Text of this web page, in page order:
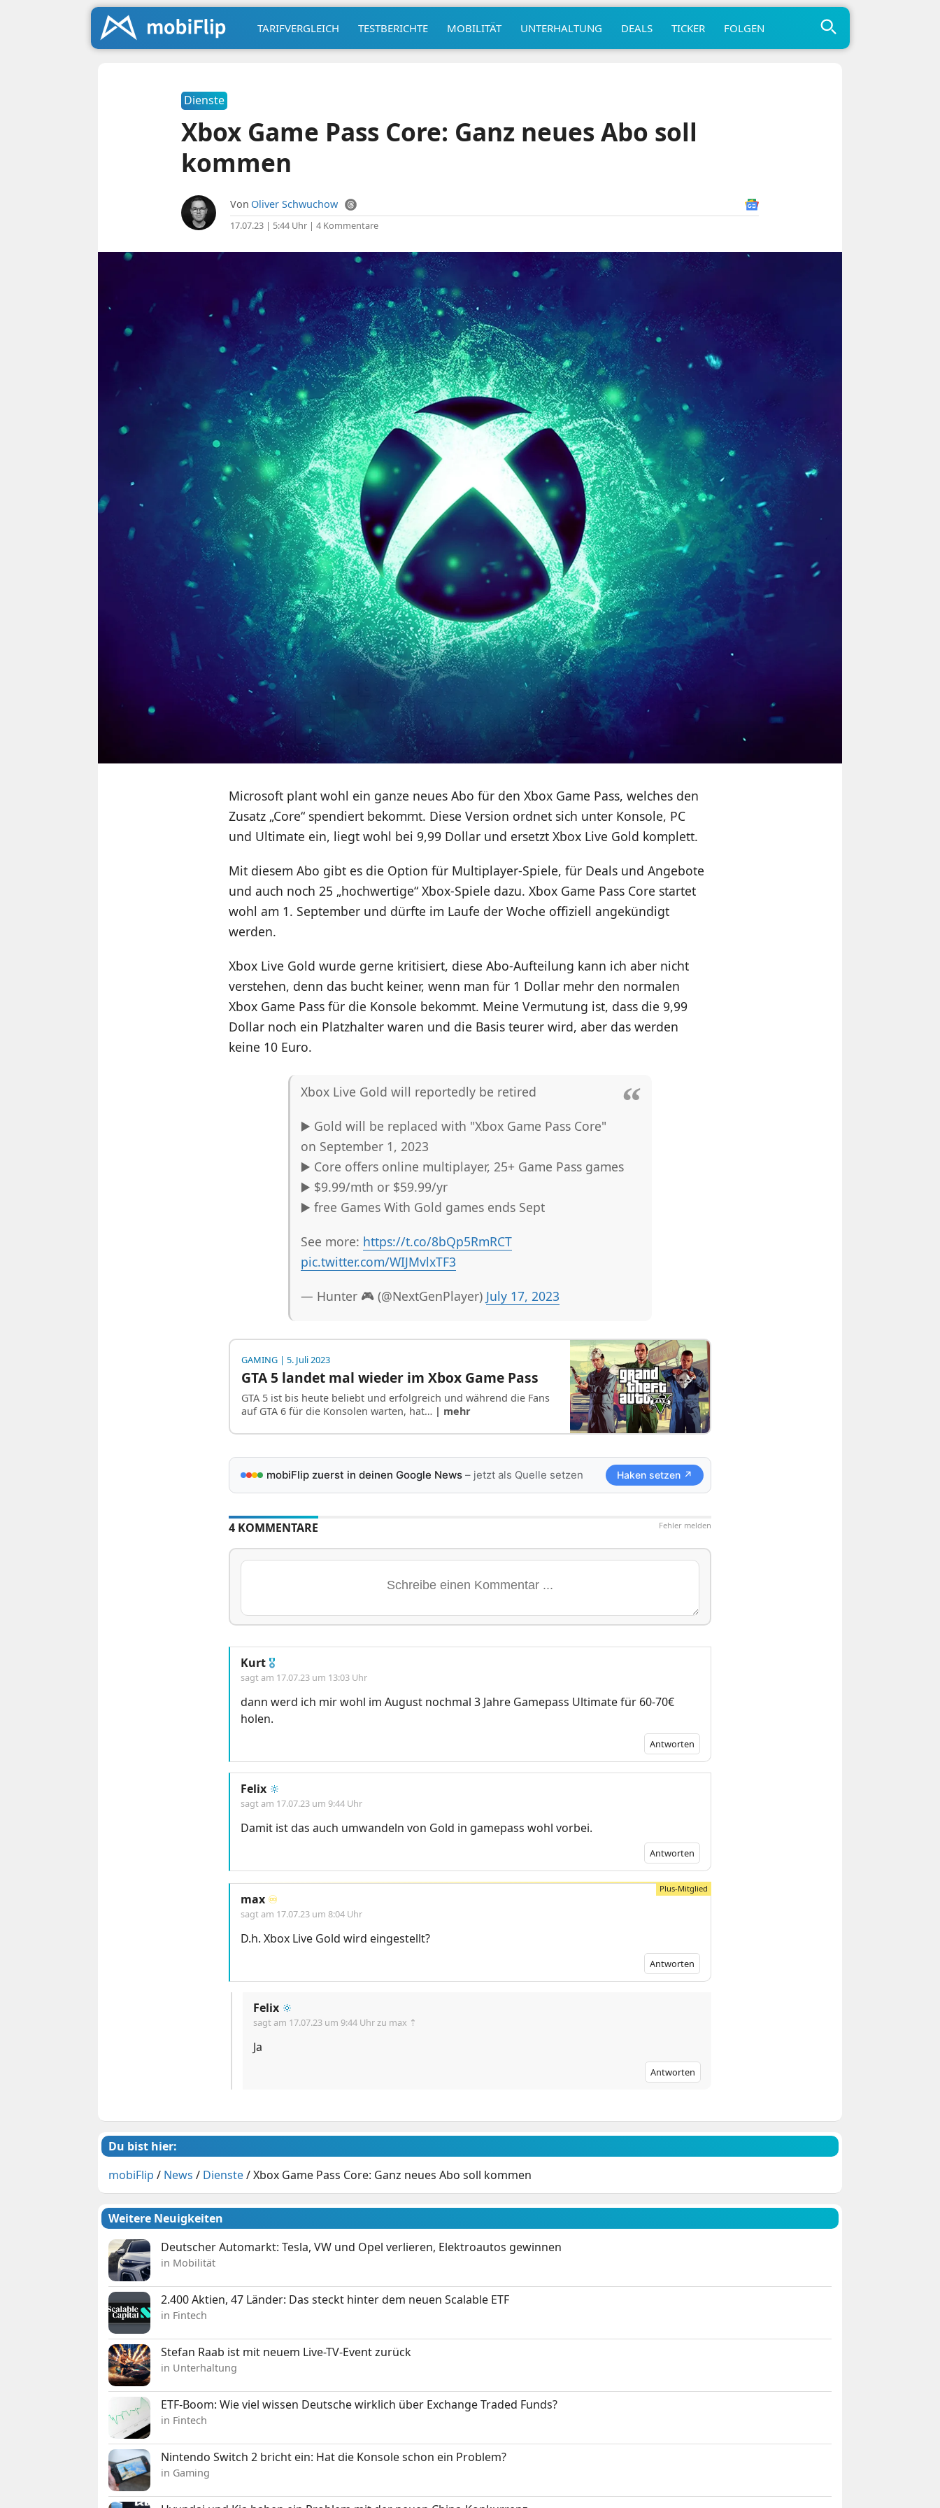
TARIFVERGLEICH TESTBERICHTE MOBILITÄT UNTERHALTUNG DEALS TICKER FOLGEN
Dienste
Xbox Game Pass Core: Ganz neues Abo soll
kommen
Von Oliver Schwuchow
17.07.23 | 5:44 Uhr| 4 Kommentare
Microsoft plant wohl ein ganze neues Abo für den Xbox Game Pass, welches den
Zusatz „Core“ spendiert bekommt. Diese Version ordnet sich unter Konsole, PC
und Ultimate ein, liegt wohl bei 9,99 Dollar und ersetzt Xbox Live Gold komplett.
Mit diesem Abo gibt es die Option für Multiplayer-Spiele, für Deals und Angebote
und auch noch 25 „hochwertige“ Xbox-Spiele dazu. Xbox Game Pass Core startet
wohl am 1. September und dürfte im Laufe der Woche offiziell angekündigt
werden.
Xbox Live Gold wurde gerne kritisiert, diese Abo-Aufteilung kann ich aber nicht
verstehen, denn das bucht keiner, wenn man für 1 Dollar mehr den normalen
Xbox Game Pass für die Konsole bekommt. Meine Vermutung ist, dass die 9,99
Dollar noch ein Platzhalter waren und die Basis teurer wird, aber das werden
keine 10 Euro.
Xbox Live Gold will reportedly be retired
▶️ Gold will be replaced with "Xbox Game Pass Core"
on September 1, 2023
▶️ Core offers online multiplayer, 25+ Game Pass games
▶️ $9.99/mth or $59.99/yr
▶️ free Games With Gold games ends Sept
See more: https://t.co/8bQp5RmRCT
pic.twitter.com/WIJMvlxTF3
— Hunter 🎮 (@NextGenPlayer) July 17, 2023
GAMING| 5. Juli 2023
GTA 5 landet mal wieder im Xbox Game Pass
GTA 5 ist bis heute beliebt und erfolgreich und während die Fans
auf GTA 6 für die Konsolen warten, hat… | mehr
mobiFlip zuerst in deinen Google News– jetzt als Quelle setzen Haken setzen ↗
Fehler melden
4 KOMMENTARE
Kurt 🎖
sagt am 17.07.23 um 13:03 Uhr
dann werd ich mir wohl im August nochmal 3 Jahre Gamepass Ultimate für 60-70€
holen.
Antworten
Felix 🔆
sagt am 17.07.23 um 9:44 Uhr
Damit ist das auch umwandeln von Gold in gamepass wohl vorbei.
Antworten
max ♾️
sagt am 17.07.23 um 8:04 Uhr
D.h. Xbox Live Gold wird eingestellt?
Antworten
Felix 🔆
sagt am 17.07.23 um 9:44 Uhrzu max ⇡
Ja
Antworten
Du bist hier:
mobiFlip / News / Dienste/Xbox Game Pass Core: Ganz neues Abo soll kommen
Weitere Neuigkeiten
Deutscher Automarkt: Tesla, VW und Opel verlieren, Elektroautos gewinnen
in Mobilität
2.400 Aktien, 47 Länder: Das steckt hinter dem neuen Scalable ETF
in Fintech
Stefan Raab ist mit neuem Live-TV-Event zurück
in Unterhaltung
ETF-Boom: Wie viel wissen Deutsche wirklich über Exchange Traded Funds?
in Fintech
Nintendo Switch 2 bricht ein: Hat die Konsole schon ein Problem?
in Gaming